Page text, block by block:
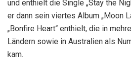
und enthielt die Single „Stay the
er dann sein viertes Album „Moon
„Bonfire Heart“ enthielt, die in
Ländern sowie in Australien als
kam.